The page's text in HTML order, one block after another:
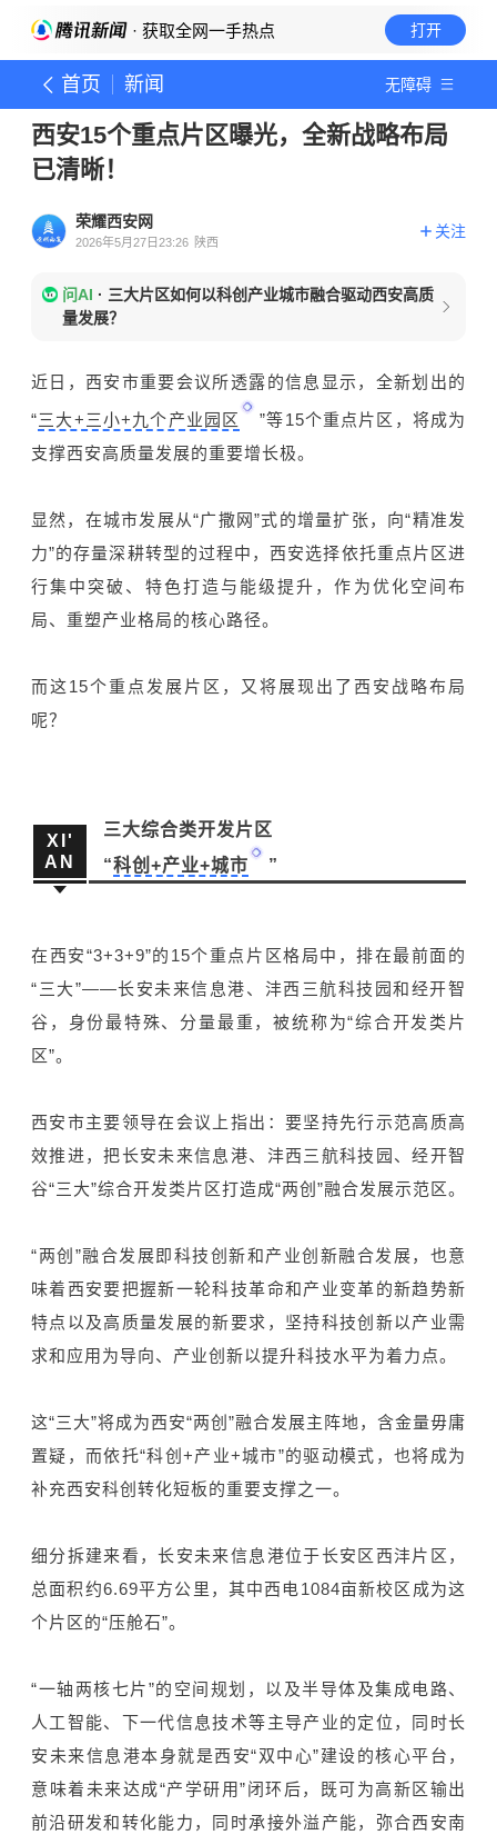
· 获取全网一手热点 打开
首页 新闻 无障碍
西安15个重点片区曝光，全新战略布局
已清晰！
荣耀西安网
2026年5月27日23:26 陕西
关注
问AI · 三大片区如何以科创产业城市融合驱动西安高质
量发展？
近日，西安市重要会议所透露的信息显示，全新划出的
“三大+三小+九个产业园区
”等15个重点片区，将成为
支撑西安高质量发展的重要增长极。
显然，在城市发展从“广撒网”式的增量扩张，向“精准发
力”的存量深耕转型的过程中，西安选择依托重点片区进
行集中突破、特色打造与能级提升，作为优化空间布
局、重塑产业格局的核心路径。
而这15个重点发展片区，又将展现出了西安战略布局
呢？
XI'
AN
三大综合类开发片区
“科创+产业+城市 ”
在西安“3+3+9”的15个重点片区格局中，排在最前面的
“三大”——长安未来信息港、沣西三航科技园和经开智
谷，身份最特殊、分量最重，被统称为“综合开发类片
区”。
西安市主要领导在会议上指出：要坚持先行示范高质高
效推进，把长安未来信息港、沣西三航科技园、经开智
谷“三大”综合开发类片区打造成“两创”融合发展示范区。
“两创”融合发展即科技创新和产业创新融合发展，也意
味着西安要把握新一轮科技革命和产业变革的新趋势新
特点以及高质量发展的新要求，坚持科技创新以产业需
求和应用为导向、产业创新以提升科技水平为着力点。
这“三大”将成为西安“两创”融合发展主阵地，含金量毋庸
置疑，而依托“科创+产业+城市”的驱动模式，也将成为
补充西安科创转化短板的重要支撑之一。
细分拆建来看，长安未来信息港位于长安区西沣片区，
总面积约6.69平方公里，其中西电1084亩新校区成为这
个片区的“压舱石”。
“一轴两核七片”的空间规划，以及半导体及集成电路、
人工智能、下一代信息技术等主导产业的定位，同时长
安未来信息港本身就是西安“双中心”建设的核心平台，
意味着未来达成“产学研用”闭环后，既可为高新区输出
前沿研发和转化能力，同时承接外溢产能，弥合西安南